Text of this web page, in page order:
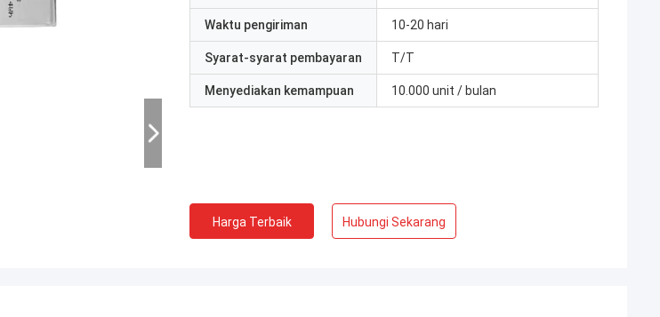
Waktu pengiriman 10-20 hari
Syarat-syarat pembayaran T/T
Menyediakan kemampuan 10.000 unit / bulan
Harga Terbaik Hubungi Sekarang